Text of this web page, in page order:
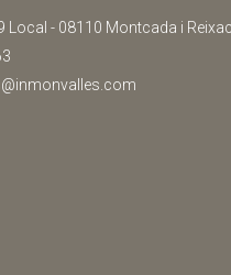
Local - 08110 Montcada i